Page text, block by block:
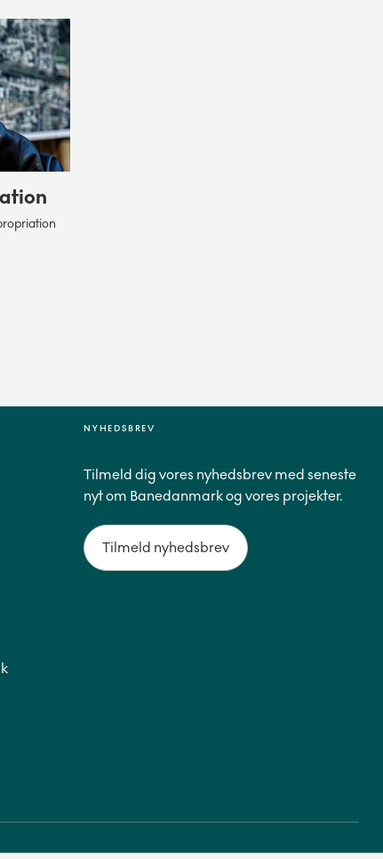
NYHEDSBREV
Tilmeld dig vores nyhedsbrev med seneste
nyt om Banedanmark og vores projekter.
Tilmeld nyhedsbrev